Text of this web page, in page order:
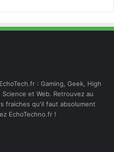
: Gaming, Geek, High
et Web. Retrouvez au
fraiches qu'il faut absolument
EchoTechno.fr !